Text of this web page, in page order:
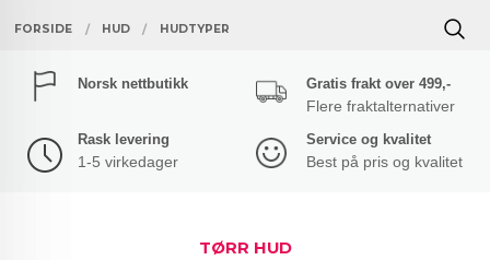
FORSIDE HUD HUDTYPER
Norsk nettbutikk Gratis frakt over 499,-
Flere fraktalternativer
Rask levering
1-5 virkedager
Service og kvalitet
Best på pris og kvalitet
TØRR HUD